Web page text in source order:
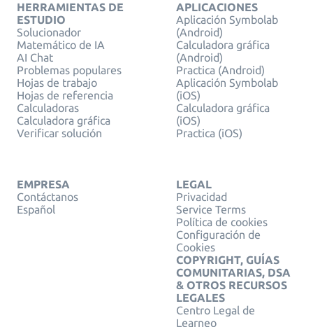
HERRAMIENTAS DE
ESTUDIO
Solucionador
Matemático de IA
AI Chat
Problemas populares
Hojas de trabajo
Hojas de referencia
Calculadoras
Calculadora gráfica
Verificar solución
APLICACIONES
Aplicación Symbolab
(Android)
Calculadora gráfica
(Android)
Practica (Android)
Aplicación Symbolab
(iOS)
Calculadora gráfica
(iOS)
Practica (iOS)
EMPRESA
Contáctanos
Español
LEGAL
Privacidad
Service Terms
Política de cookies
Configuración de
Cookies
COPYRIGHT, GUÍAS
COMUNITARIAS, DSA
& OTROS RECURSOS
LEGALES
Centro Legal de
Learneo